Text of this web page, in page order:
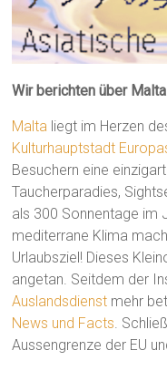
Wir berichten über
Malta liegt im Herzen
Kulturhauptstadt
Besuchern eine
Taucherparadies,
als 300 Sonnentage im
mediterrane Klima
Urlaubsziel! Dieses
angetan. Seitdem der
Auslandsdienst mehr
News und Facts.
Aussengrenze der EU